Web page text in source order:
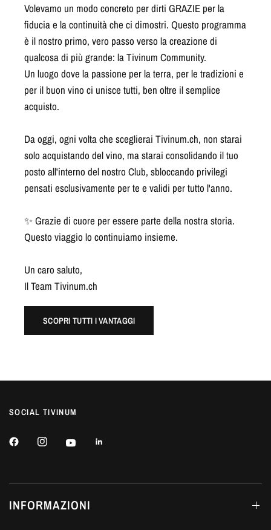
Volevamo un modo concreto per dirti GRAZIE per la
fiducia e la continuità che ci dimostri. Questo programma
è il nostro primo, vero passo verso la creazione di
qualcosa di più grande: la Tivinum Community.
Un luogo dove la passione per la terra, per le tradizioni e
per il buon vino ci unisce tutti, ben oltre il semplice
acquisto.
Da oggi, ogni volta che sceglierai Tivinum.ch, non starai
solo acquistando del vino, ma starai consolidando il tuo
posto all'interno del nostro Club, sbloccando privilegi
pensati esclusivamente per te e validi per tutto l'anno.
✨ Grazie di cuore per essere parte della nostra storia.
Questo viaggio lo continuiamo insieme.
Un caro saluto,
Il Team Tivinum.ch
SCOPRI TUTTI I VANTAGGI
SOCIAL TIVINUM
INFORMAZIONI